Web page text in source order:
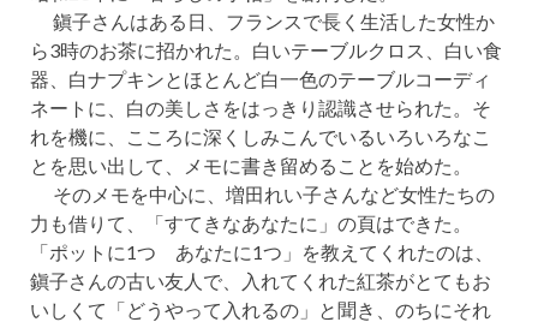
鎭子さんはある日、フランスで長く生活した女性か
ら3時のお茶に招かれた。白いテーブルクロス、白い食
器、白ナプキンとほとんど白一色のテーブルコーディ
ネートに、白の美しさをはっきり認識させられた。そ
れを機に、こころに深くしみこんでいるいろいろなこ
とを思い出して、メモに書き留めることを始めた。
そのメモを中心に、増田れい子さんなど女性たちの
力も借りて、「すてきなあなたに」の頁はできた。
「ポットに1つ あなたに1つ」を教えてくれたのは、
鎭子さんの古い友人で、入れてくれた紅茶がとてもお
いしくて「どうやって入れるの」と聞き、のちにそれ